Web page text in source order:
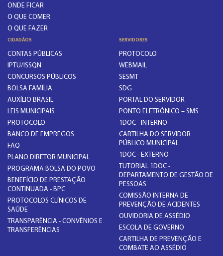
ONDE FICAR
O QUE COMER
O QUE FAZER
CIDADÃOS
CONTAS PÚBLICAS
IPTU/ISSQN
CONCURSOS PÚBLICOS
BOLSA FAMÍLIA
AUXÍLIO BRASIL
LEIS MUNICIPAIS
PROTOCOLO
BANCO DE EMPREGOS
FAQ
PLANO DIRETOR MUNICIPAL
PROGRAMA BOLSA DO POVO
BENEFÍCIO DE PRESTAÇÃO
CONTINUADA - BPC
PROTOCOLOS CLÍNICOS DE
SAÚDE
TRANSPARÊNCIA - CONVÊNIOS E
TRANSFERÊNCIAS
SERVIDORES
PROTOCOLO
WEBMAIL
SESMT
SDG
PORTAL DO SERVIDOR
PONTO ELETRÔNICO – SMS
1DOC - INTERNO
CARTILHA DO SERVIDOR
PÚBLICO MUNICIPAL
1DOC - EXTERNO
TUTORIAL 1DOC -
DEPARTAMENTO DE GESTÃO DE
PESSOAS
COMISSÃO INTERNA DE
PREVENÇÃO DE ACIDENTES
OUVIDORIA DE ASSÉDIO
ESCOLA DE GOVERNO
CARTILHA DE PREVENÇÃO E
COMBATE AO ASSÉDIO